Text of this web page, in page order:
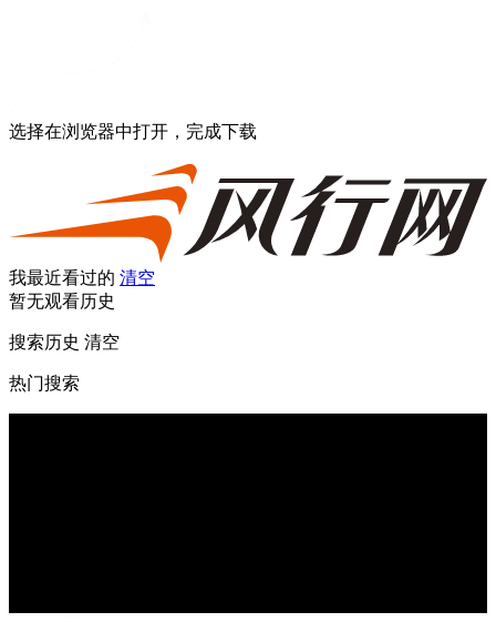
选择在浏览器中打开，完成下载
我最近看过的 清空
暂无观看历史
搜索历史 清空
热门搜索